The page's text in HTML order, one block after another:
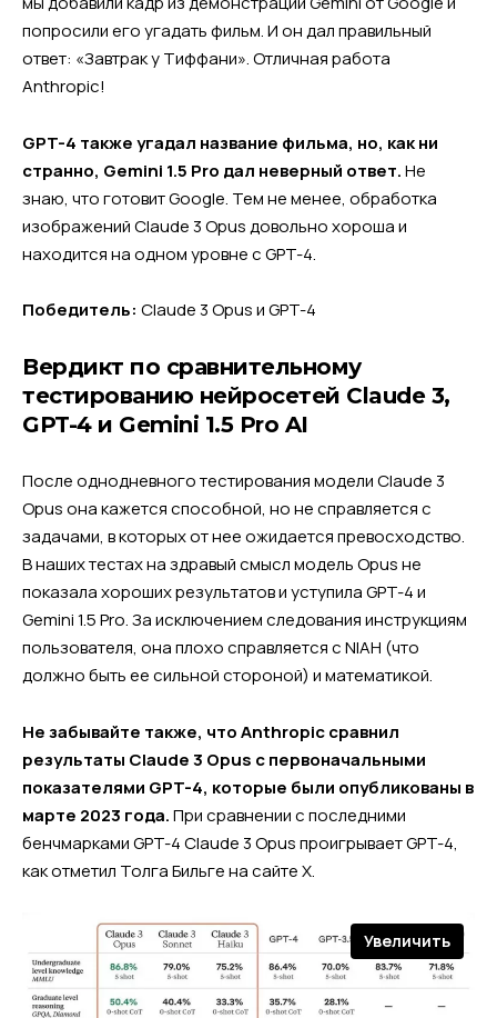
попросили его угадать фильм. И он дал правильный
ответ: «Завтрак у Тиффани». Отличная работа
Anthropic!
GPT-4 также угадал название фильма, но, как ни
странно, Gemini 1.5 Pro дал неверный ответ.Не
знаю, что готовит Google. Тем не менее, обработка
изображений Claude 3 Opus довольно хороша и
находится на одном уровне с GPT-4.
Победитель: Claude 3 Opus и GPT-4
Вердикт по сравнительному
тестированию нейросетей Claude 3,
GPT-4 и Gemini 1.5 Pro AI
После однодневного тестирования модели Claude 3
Opus она кажется способной, но не справляется с
задачами, в которых от нее ожидается превосходство.
В наших тестах на здравый смысл модель Opus не
показала хороших результатов и уступила GPT-4 и
Gemini 1.5 Pro. За исключением следования инструкциям
пользователя, она плохо справляется с NIAH (что
должно быть ее сильной стороной) и математикой.
Не забывайте также, что Anthropic сравнил
результаты Claude 3 Opus с первоначальными
показателями GPT-4, которые были опубликованы в
марте 2023 года.При сравнении с последними
бенчмарками GPT-4 Claude 3 Opus проигрывает GPT-4,
как отметил Толга Бильге на сайте X.
Увеличить